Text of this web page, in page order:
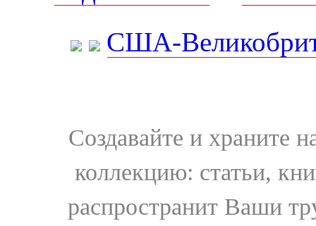
США-
Создавайте и храните
коллекцию: статьи,
распространит Ваши